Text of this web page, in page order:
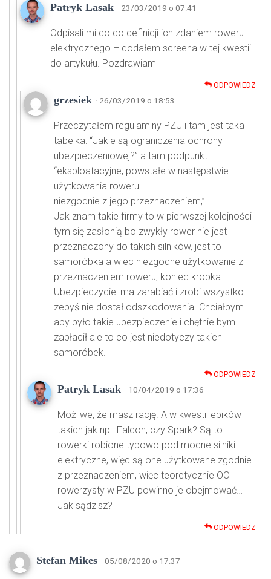
Patryk Lasak · 23/03/2019 o 07:41
Odpisali mi co do definicji ich zdaniem roweru
elektrycznego – dodałem screena w tej kwestii
do artykułu. Pozdrawiam
ODPOWIEDZ
grzesiek · 26/03/2019 o 18:53
Przeczytałem regulaminy PZU i tam jest taka
tabelka: “Jakie są ograniczenia ochrony
ubezpieczeniowej?” a tam podpunkt:
“eksploatacyjne, powstałe w następstwie
użytkowania roweru
niezgodnie z jego przeznaczeniem,”
Jak znam takie firmy to w pierwszej kolejności
tym się zasłonią bo zwykły rower nie jest
przeznaczony do takich silników, jest to
samoróbka a wiec niezgodne użytkowanie z
przeznaczeniem roweru, koniec kropka.
Ubezpieczyciel ma zarabiać i zrobi wszystko
zebyś nie dostał odszkodowania. Chciałbym
aby było takie ubezpieczenie i chętnie bym
zapłacił ale to co jest niedotyczy takich
samoróbek.
ODPOWIEDZ
Patryk Lasak · 10/04/2019 o 17:36
Możliwe, że masz rację. A w kwestii ebików
takich jak np.: Falcon, czy Spark? Są to
rowerki robione typowo pod mocne silniki
elektryczne, więc są one użytkowane zgodnie
z przeznaczeniem, więc teoretycznie OC
rowerzysty w PZU powinno je obejmować…
Jak sądzisz?
ODPOWIEDZ
Stefan Mikes · 05/08/2020 o 17:37